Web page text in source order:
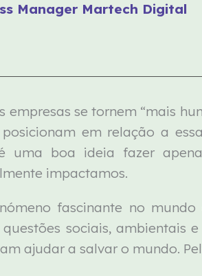
Manager Martech Digital
empresas se tornem “mais
em relação a
uma boa ideia fazer
impactamos.
fascinante no
sociais, ambientais
ajudar a salvar o mundo.